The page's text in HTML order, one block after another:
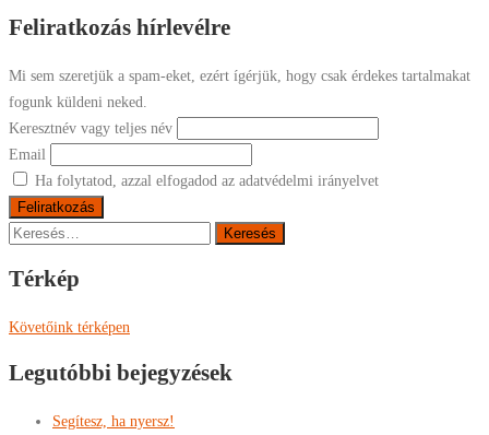
Feliratkozás hírlevélre
Mi sem szeretjük a spam-eket, ezért ígérjük, hogy csak érdekes tartalmakat
fogunk küldeni neked.
Keresztnév vagy teljes név
Email
Ha folytatod, azzal elfogadod az adatvédelmi irányelvet
Keresés:
Térkép
Követőink térképen
Legutóbbi bejegyzések
Segítesz, ha nyersz!